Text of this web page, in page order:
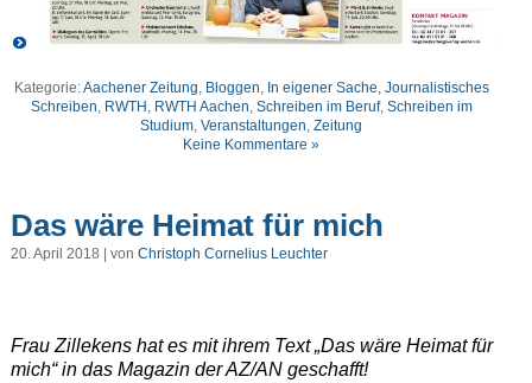
Kategorie:Aachener Zeitung, Bloggen, In eigener Sache, Journalistisches
Schreiben, RWTH , RWTH Aachen, Schreiben im Beruf, Schreiben im
Studium,Veranstaltungen,Zeitung
Keine Kommentare »
Das wäre Heimat für mich
20. April 2018 | von Christoph Cornelius Leuchter
Frau Zillekens hat es mit ihrem Text „Das wäre Heimat für
mich“ in das Magazin der AZ/AN geschafft!